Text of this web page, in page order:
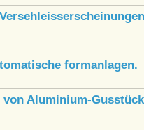
formanlagen.
Aluminium-